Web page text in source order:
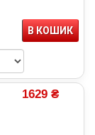
В КОШИК
1629 ₴